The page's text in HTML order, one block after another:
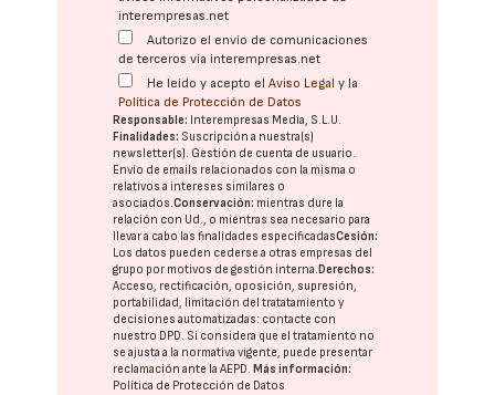
interempresas.net
Autorizo el envío de comunicaciones
de terceros vía interempresas.net
He leído y acepto elAviso Legal y la
Política de Protección de Datos
Responsable: Interempresas Media, S.L.U.
Finalidades: Suscripción a nuestra(s)
newsletter(s). Gestión de cuenta de usuario.
Envío de emails relacionados con la misma o
relativos a intereses similares o
asociados.Conservación: mientras dure la
relación con Ud., o mientras sea necesario para
llevar a cabo las finalidades especificadasCesión:
Los datos pueden cederse a otras empresas del
grupo por motivos de gestión interna. Derechos:
Acceso, rectificación, oposición, supresión,
portabilidad, limitación del tratatamiento y
decisiones automatizadas: contacte con
nuestro DPD. Si considera que el tratamiento no
se ajusta a la normativa vigente, puede presentar
reclamación ante laAEPD. Más información:
Política de Protección de Datos